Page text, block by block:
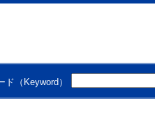
ド（Keyword）